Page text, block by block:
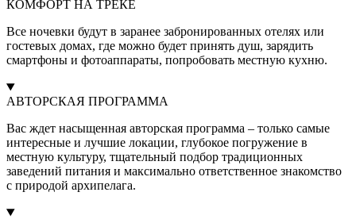
КОМФОРТ НА ТРЕКЕ
Все ночевки будут в заранее забронированных отелях или
гостевых домах, где можно будет принять душ, зарядить
смартфоны и фотоаппараты, попробовать местную кухню.
АВТОРСКАЯ ПРОГРАММА
Вас ждет насыщенная авторская программа – только самые
интересные и лучшие локации, глубокое погружение в
местную культуру, тщательный подбор традиционных
заведений питания и максимально ответственное знакомство
с природой архипелага.